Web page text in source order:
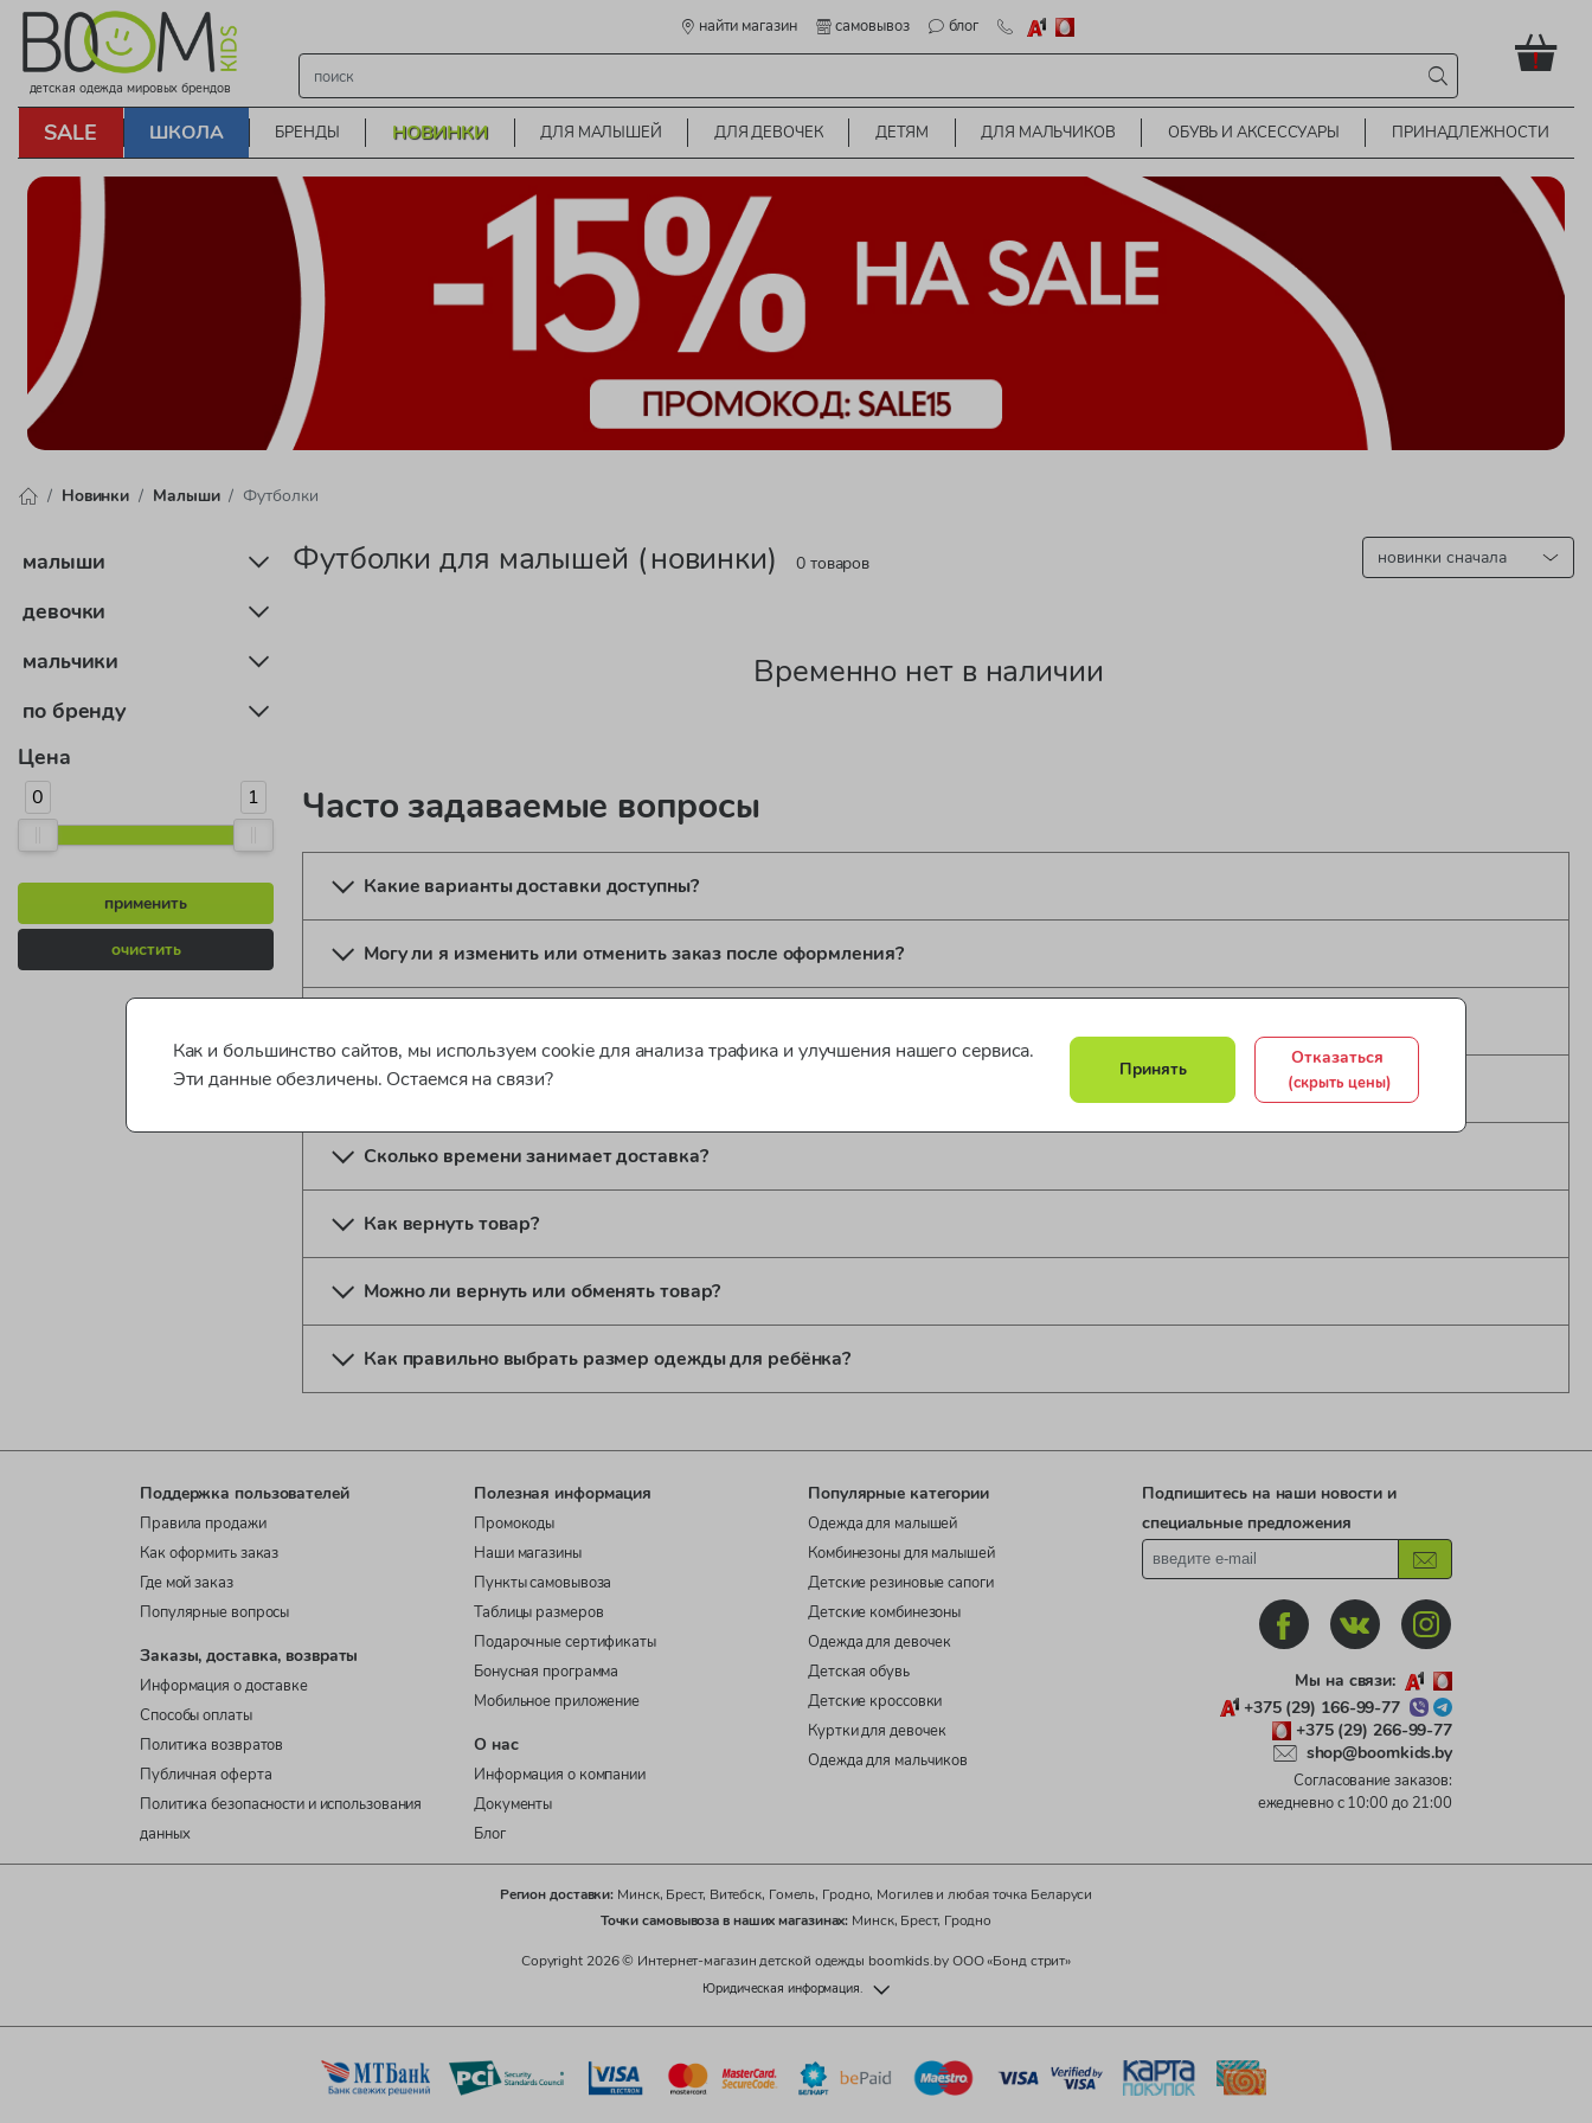
детская одежда мировых брендов
найти магазин самовывоз блог
!
SALE ШКОЛА БРЕНДЫ НОВИНКИ ДЛЯ МАЛЫШЕЙ ДЛЯ ДЕВОЧЕК ДЕТЯМ ДЛЯ МАЛЬЧИКОВ ОБУВЬ И АКСЕССУАРЫ ПРИНАДЛЕЖНОСТИ
Новинки Малыши Футболки
малыши
девочки
мальчики
по бренду
Цена
0 1
применить
очистить
Футболки для малышей (новинки) 0 товаров
Временно нет в наличии
Часто задаваемые вопросы
Какие варианты доставки доступны?
Могу ли я изменить или отменить заказ после оформления?
Какие способы оплаты доступны?
Сколько времени занимает доставка?
Как вернуть товар?
Можно ли вернуть или обменять товар?
Как правильно выбрать размер одежды для ребёнка?
Поддержка пользователей
Правила продажи
Как оформить заказ
Где мой заказ
Популярные вопросы
Заказы, доставка, возвраты
Информация о доставке
Способы оплаты
Политика возвратов
Публичная оферта
Политика безопасности и использования
данных
Полезная информация
Промокоды
Наши магазины
Пункты самовывоза
Таблицы размеров
Подарочные сертификаты
Бонусная программа
Мобильное приложение
О нас
Информация о компании
Документы
Блог
Популярные категории
Одежда для малышей
Комбинезоны для малышей
Детские резиновые сапоги
Детские комбинезоны
Одежда для девочек
Детская обувь
Детские кроссовки
Куртки для девочек
Одежда для мальчиков
Подпишитесь на наши новости и
специальные предложения
Мы на связи:
+375 (29) 166-99-77
+375 (29) 266-99-77
shop@boomkids.by
Согласование заказов:
ежедневно с 10:00 до 21:00
Регион доставки: Минск, Брест, Витебск, Гомель, Гродно, Могилев и любая точка Беларуси
Точки самовывоза в наших магазинах: Минск, Брест, Гродно
Copyright 2026 © Интернет-магазин детской одежды boomkids.by ООО «Бонд стрит»
Юридическая информация.
Как и большинство сайтов, мы используем cookie для анализа трафика и улучшения нашего сервиса.
Эти данные обезличены. Остаемся на связи?
Принять
Отказаться
(скрыть цены)